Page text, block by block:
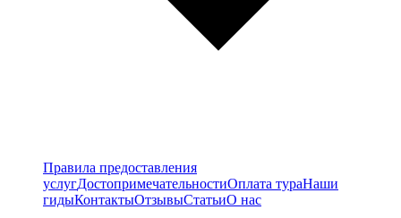
Правила предоставления
услугДостопримечательностиОплата тураНаши
гидыКонтактыОтзывыСтатьиО нас